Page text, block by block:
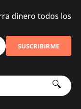
dinero todos los
SUSCRIBIRME
🔍